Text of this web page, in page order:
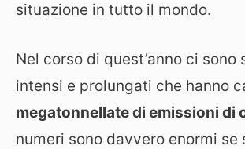
situazione in tutto il mondo.
Nel corso di quest’anno ci sono
intensi e prolungati che hanno
megatonnellate di emissioni di
numeri sono davvero enormi se